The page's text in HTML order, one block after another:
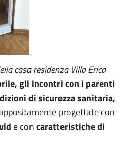
casa residenza Villa Erica
gli incontri con i parenti
di sicurezza sanitaria,
progettate con
e con caratteristiche di